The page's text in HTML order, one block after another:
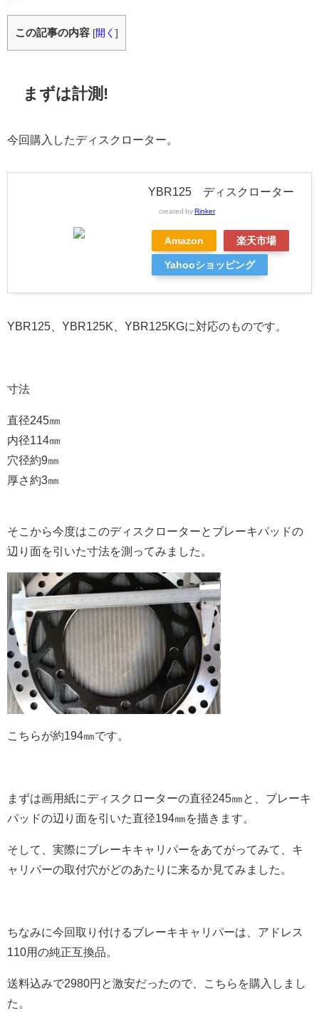
この記事の内容 [開く ]
まずは計測!
今回購入したディスクローター。
YBR125 ディスクローター
created by Rinker
Amazon 楽天市場
Yahooショッピング
YBR125、YBR125K、YBR125KGに対応のものです。
寸法
直径245㎜
内径114㎜
穴径約9㎜
厚さ約3㎜
そこから今度はこのディスクローターとブレーキパッドの
辺り面を引いた寸法を測ってみました。
こちらが約194㎜です。
まずは画用紙にディスクローターの直径245㎜と、ブレーキ
パッドの辺り面を引いた直径194㎜を描きます。
そして、実際にブレーキキャリパーをあてがってみて、キ
ャリパーの取付穴がどのあたりに来るか見てみました。
ちなみに今回取り付けるブレーキキャリパーは、アドレス
110用の純正互換品。
送料込みで2980円と激安だったので、こちらを購入しまし
た。